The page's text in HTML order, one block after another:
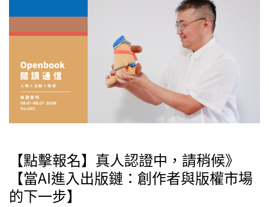
【點擊報名】真人認證中，請稍候》
【當AI進入出版鏈：創作者與版權市場
的下一步】